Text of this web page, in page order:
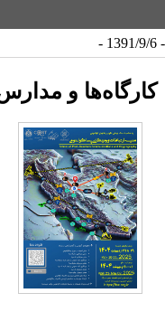
کارگاه‌ها و مدارس